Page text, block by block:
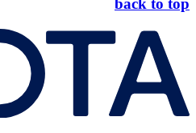
back to top